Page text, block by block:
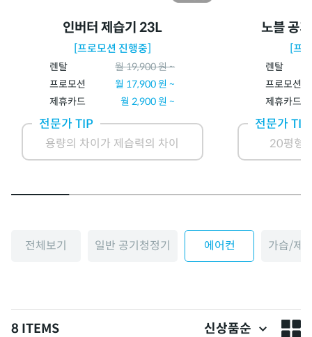
인버터 제습기 23L
[프로모션 진행중]
렌탈 월19,900원 ~
프로모션
월 17,900원 ~
제휴카드
월2,900원 ~
전문가 TIP
용량의 차이가 제습력의 차이
노블 공
[프
렌탈
프로모션
제휴카드
전문가 TIP
20평형
전체보기 일반 공기청정기 에어컨 가습/제
8 ITEMS 신상품순